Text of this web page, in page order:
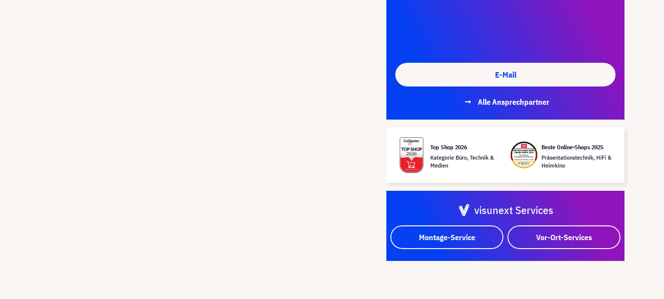
E-Mail
Alle Ansprechpartner
Top Shop 2026
Kategorie Büro, Technik &
Medien
Beste Online-Shops 2025
Präsentationstechnik, HiFi &
Heimkino
visunext Services
Montage-Service Vor-Ort-Services